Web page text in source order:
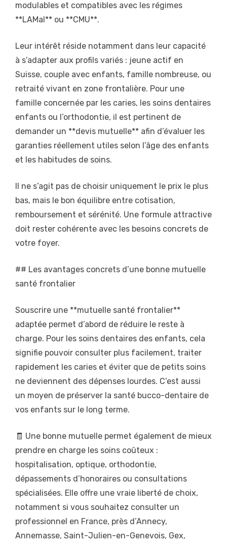
modulables et compatibles avec les régimes
**LAMal** ou **CMU**.
Leur intérêt réside notamment dans leur capacité
à s’adapter aux profils variés : jeune actif en
Suisse, couple avec enfants, famille nombreuse, ou
retraité vivant en zone frontalière. Pour une
famille concernée par les caries, les soins dentaires
enfants ou l’orthodontie, il est pertinent de
demander un **devis mutuelle** afin d’évaluer les
garanties réellement utiles selon l’âge des enfants
et les habitudes de soins.
Il ne s’agit pas de choisir uniquement le prix le plus
bas, mais le bon équilibre entre cotisation,
remboursement et sérénité. Une formule attractive
doit rester cohérente avec les besoins concrets de
votre foyer.
## Les avantages concrets d’une bonne mutuelle
santé frontalier
Souscrire une **mutuelle santé frontalier**
adaptée permet d’abord de réduire le reste à
charge. Pour les soins dentaires des enfants, cela
signifie pouvoir consulter plus facilement, traiter
rapidement les caries et éviter que de petits soins
ne deviennent des dépenses lourdes. C’est aussi
un moyen de préserver la santé bucco-dentaire de
vos enfants sur le long terme.
🧾 Une bonne mutuelle permet également de mieux
prendre en charge les soins coûteux :
hospitalisation, optique, orthodontie,
dépassements d’honoraires ou consultations
spécialisées. Elle offre une vraie liberté de choix,
notamment si vous souhaitez consulter un
professionnel en France, près d’Annecy,
Annemasse, Saint-Julien-en-Genevois, Gex,